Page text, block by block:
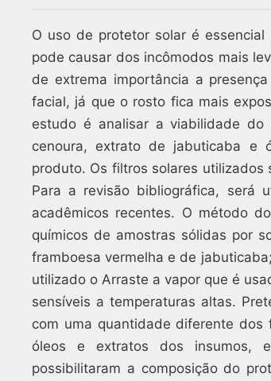
O uso de protetor solar é
pode causar dos incômodos mais
de extrema importância a
facial, já que o rosto fica mais
estudo é analisar a viabilidade do
cenoura, extrato de jabuticaba e
produto. Os filtros solares
Para a revisão bibliográfica, será
acadêmicos recentes. O método
químicos de amostras sólidas por
framboesa vermelha e de
utilizado o Arraste a vapor que é
sensíveis a temperaturas altas.
com uma quantidade diferente
óleos e extratos dos insumos,
possibilitaram a composição do